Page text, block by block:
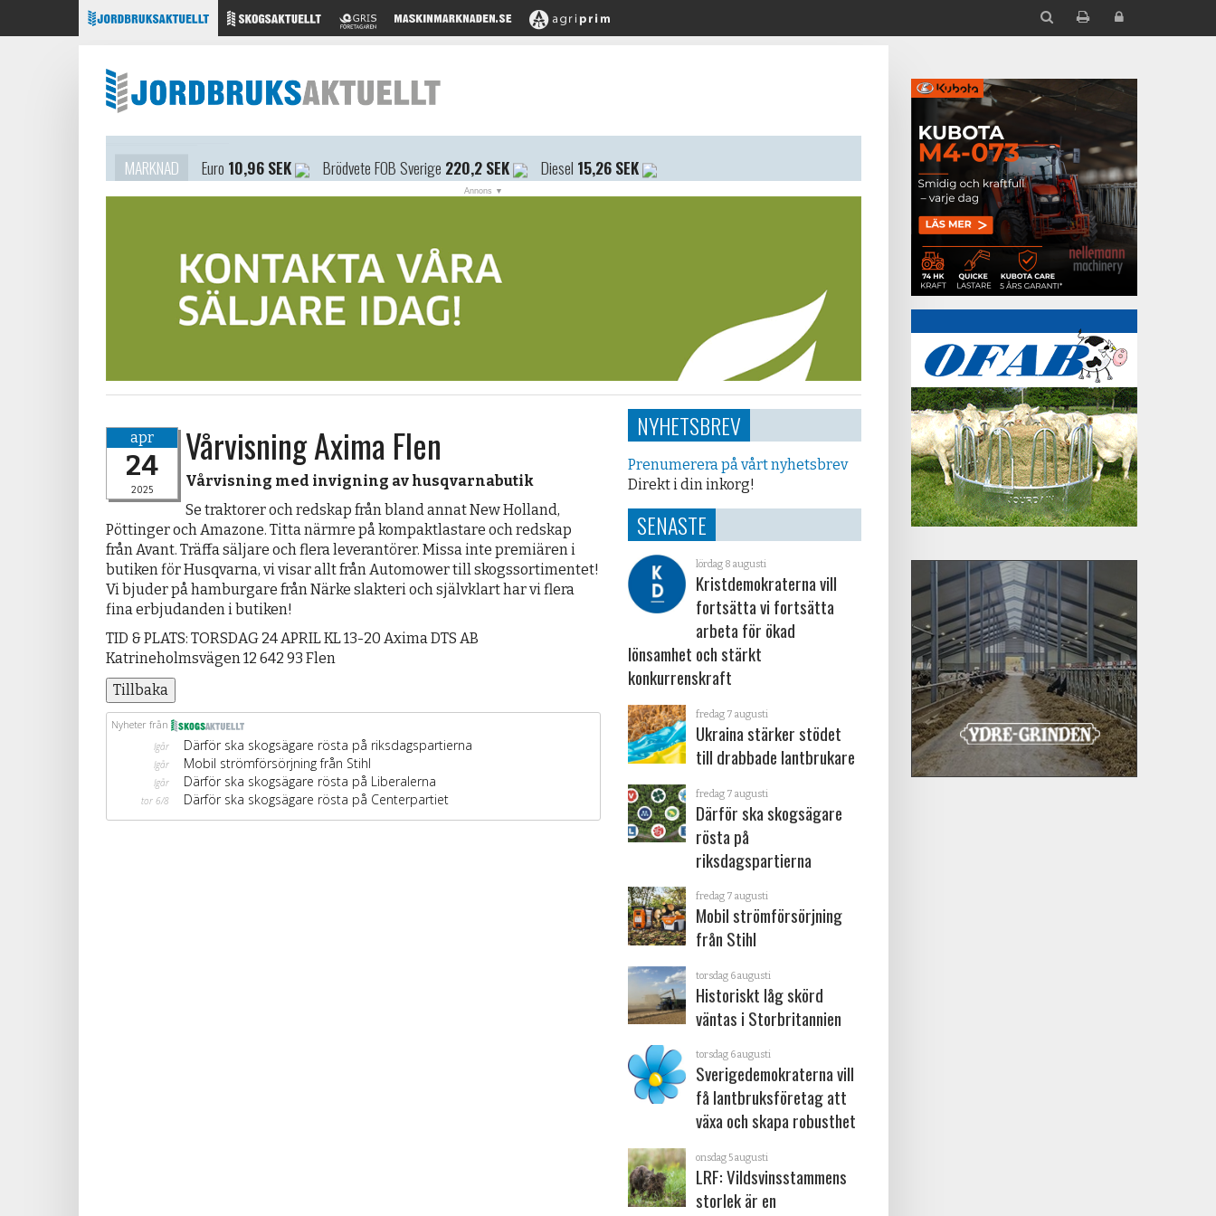
MARKNAD Euro 10,96 SEK Brödvete FOB Sverige 220,2 SEK Diesel 15,26 SEK
apr
24
2025
Vårvisning Axima Flen
Vårvisning med invigning av husqvarnabutik
Se traktorer och redskap från bland annat New Holland,
Pöttinger och Amazone. Titta närmre på kompaktlastare och redskap
från Avant. Träffa säljare och flera leverantörer. Missa inte premiären i
butiken för Husqvarna, vi visar allt från Automower till skogssortimentet!
Vi bjuder på hamburgare från Närke slakteri och självklart har vi flera
fina erbjudanden i butiken!
TID & PLATS: TORSDAG 24 APRIL KL 13-20 Axima DTS AB
Katrineholmsvägen 12 642 93 Flen
Tillbaka
NYHETSBREV
Prenumerera på vårt nyhetsbrev
Direkt i din inkorg!
SENASTE
lördag 8 augusti
Kristdemokraterna vill
fortsätta vi fortsätta
arbeta för ökad
lönsamhet och stärkt
konkurrenskraft
fredag 7 augusti
Ukraina stärker stödet
till drabbade lantbrukare
fredag 7 augusti
Därför ska skogsägare
rösta på
riksdagspartierna
fredag 7 augusti
Mobil strömförsörjning
från Stihl
torsdag 6 augusti
Historiskt låg skörd
väntas i Storbritannien
torsdag 6 augusti
Sverigedemokraterna vill
få lantbruksföretag att
växa och skapa robusthet
onsdag 5 augusti
LRF: Vildsvinsstammens
storlek är en